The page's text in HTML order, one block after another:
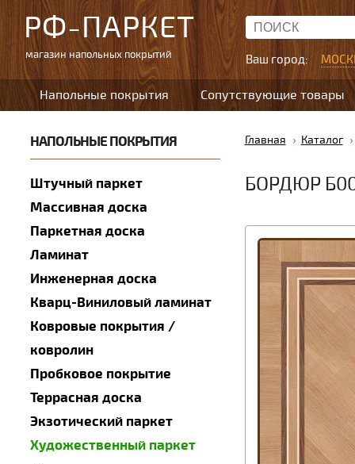
РФ-ПАРКЕТ
магазин напольных покрытий Ваш город:
Напольные покрытия Сопутствующие товары
НАПОЛЬНЫЕ ПОКРЫТИЯ
Штучный паркет
Массивная доска
Паркетная доска
Ламинат
Инженерная доска
Кварц-Виниловый ламинат
Ковровые покрытия /
ковролин
Пробковое покрытие
Террасная доска
Экзотический паркет
Художественный паркет
Главная Каталог
БОРДЮР